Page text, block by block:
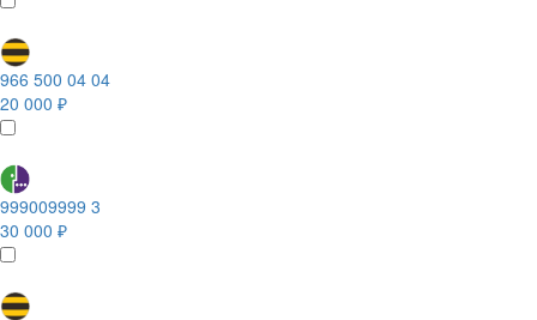
966 500 04 04
20 000 ₽
999009999 3
30 000 ₽